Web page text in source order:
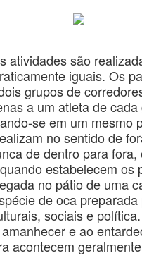
são
iguais. Os
grupos de
a um atleta de
se em um mesmo
no sentido de
de dentro para fora,
estabelecem os
no pátio de uma
de oca
sociais e
e ao
acontecem